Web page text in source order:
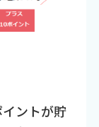
ントが貯